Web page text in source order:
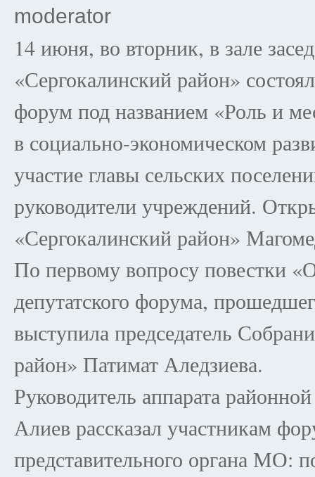
moderator
14 июня, во вторник, в зале
«Сергокалинский район»
форум под названием «Роль и
в социально-экономическом
участие главы сельских
руководители учреждений.
«Сергокалинский район»
По первому вопросу повестки
депутатского форума,
выступила председатель
район» Патимат Аледзиева.
Руководитель аппарата
Алиев рассказал участникам
представительного органа МО: